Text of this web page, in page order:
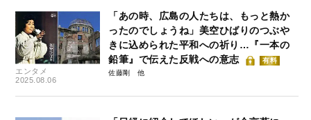
エンタメ
2025.08.06
「あの時、広島の人たちは、もっと熱か
ったのでしょうね」美空ひばりのつぶや
きに込められた平和への祈り…『一本の
鉛筆』で伝えた反戦への意志
有料
佐藤剛